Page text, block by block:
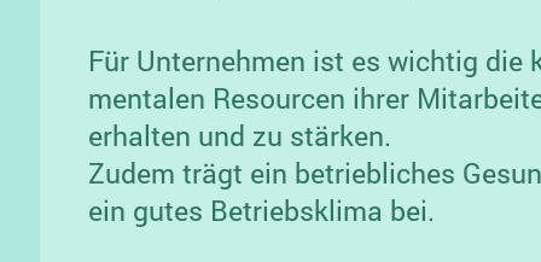
Für Unternehmen ist es wichtig die
mentalen Resourcen ihrer
erhalten und zu stärken.
Zudem trägt ein betriebliches
ein gutes Betriebsklima bei.